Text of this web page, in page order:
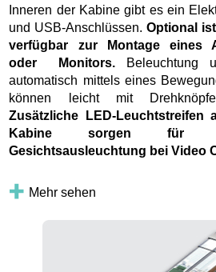
Inneren der Kabine gibt es ein
und USB-Anschlüssen.Optional
verfügbar zur Montage eines
oder Monitors. Beleuchtung
automatisch mittels eines
können leicht mit
Zusätzliche LED-Leuchtstreifen
Kabine sorgen für
Gesichtsausleuchtung bei Video
Mehr sehen